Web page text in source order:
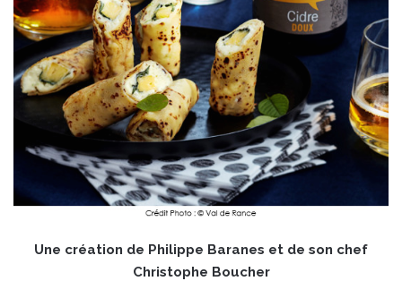
Une création de Philippe Baranes et de son chef
Christophe Boucher